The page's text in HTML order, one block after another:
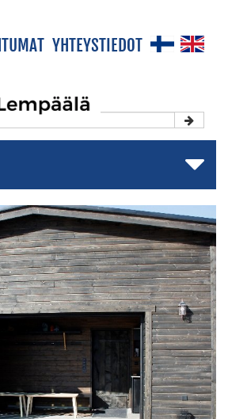
YHTEYSTIEDOT ×
Etusivu
& Rentoudu
& Nauti
Matkailuesite